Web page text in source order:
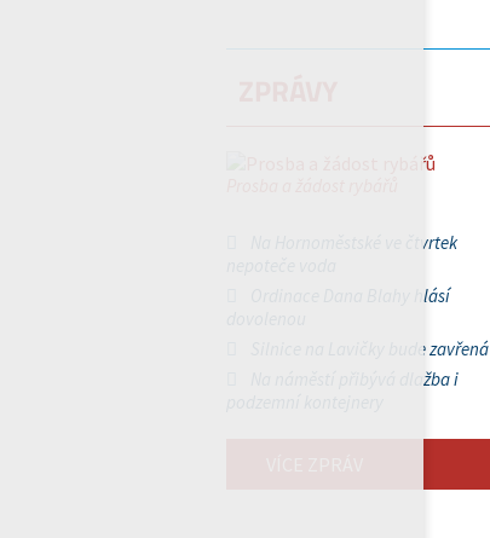
Na Hornoměstské ve čtvrtek
Ordinace Dana Blahy hlásí
Silnice na Lavičky bude zavřená
Na náměstí přibývá dlažba i